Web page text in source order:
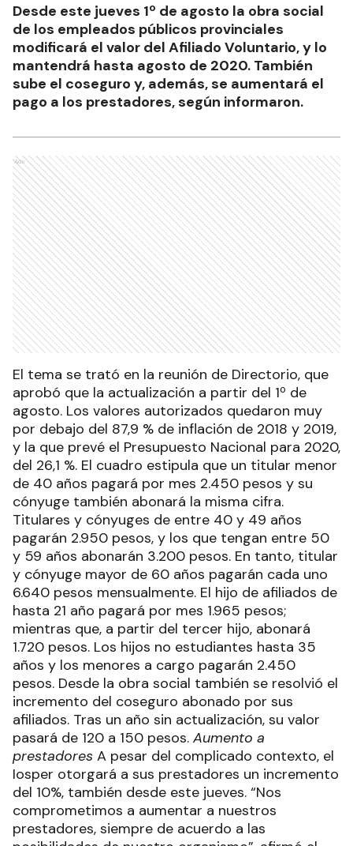
Desde este jueves 1º de agosto la obra social
de los empleados públicos provinciales
modificará el valor del Afiliado Voluntario, y lo
mantendrá hasta agosto de 2020. También
sube el coseguro y, además, se aumentará el
pago a los prestadores, según informaron.
Ads
El tema se trató en la reunión de Directorio, que
aprobó que la actualización a partir del 1º de
agosto. Los valores autorizados quedaron muy
por debajo del 87,9 % de inflación de 2018 y 2019,
y la que prevé el Presupuesto Nacional para 2020,
del 26,1 %. El cuadro estipula que un titular menor
de 40 años pagará por mes 2.450 pesos y su
cónyuge también abonará la misma cifra.
Titulares y cónyuges de entre 40 y 49 años
pagarán 2.950 pesos, y los que tengan entre 50
y 59 años abonarán 3.200 pesos. En tanto, titular
y cónyuge mayor de 60 años pagarán cada uno
6.640 pesos mensualmente. El hijo de afiliados de
hasta 21 año pagará por mes 1.965 pesos;
mientras que, a partir del tercer hijo, abonará
1.720 pesos. Los hijos no estudiantes hasta 35
años y los menores a cargo pagarán 2.450
pesos. Desde la obra social también se resolvió el
incremento del coseguro abonado por sus
afiliados. Tras un año sin actualización, su valor
pasará de 120 a 150 pesos. Aumento a
prestadores A pesar del complicado contexto, el
Iosper otorgará a sus prestadores un incremento
del 10%, también desde este jueves. “Nos
comprometimos a aumentar a nuestros
prestadores, siempre de acuerdo a las